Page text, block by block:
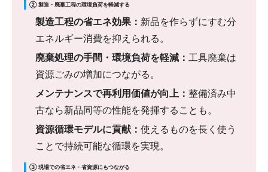
② 製造・廃棄工程の環境負荷を軽減する
製造工程の省エネ効果： 新品を作らずにすむ分
エネルギー消費を抑えられる。
廃棄処理の手間・環境負荷を軽減： 工具廃棄は
資源ごみの増加につながる。
メンテナンスで再利用価値が向上： 整備済み中
古なら新品同等の性能を発揮することも。
資源循環モデルに貢献： 使えるものを長く使う
ことで持続可能な循環を実現。
③ 現場での省エネ・省資源にもつながる